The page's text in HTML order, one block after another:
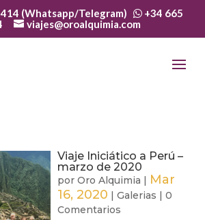
(Whatsapp/Telegram)
+34 665
viajes@oroalquimia.com
Viaje Iniciático a Perú –
marzo de 2020
porOro Alquimia | Mar
16, 2020 |Galerias |0
Comentarios